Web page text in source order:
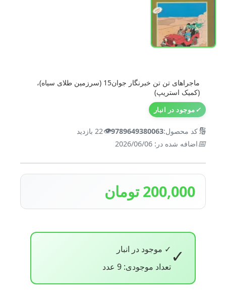
ماجراهای تن تن خبرنگار جوان15 (سرزمین طلای سیاه)،
(کمیک استریپ)
✓موجود در انبار
🔢کد محصول:9789649380063
👁️22 بازدید
📅اضافه شده در: 2026/06/06
200,000 تومان
✓ ✓ موجود در انبار
تعداد موجودی: 9 عدد